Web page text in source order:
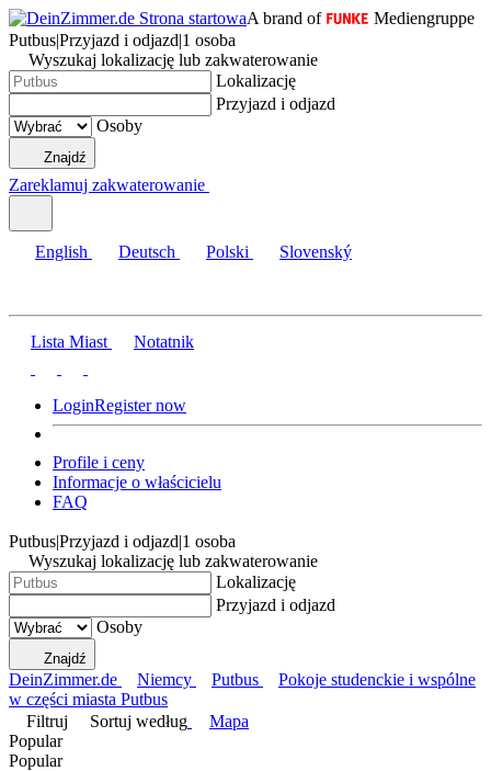
A brand of
Mediengruppe
Putbus|Przyjazd i odjazd|1 osoba
Wyszukaj lokalizację lub zakwaterowanie
Lokalizację
Przyjazd i odjazd
Osoby
Znajdź
Zareklamuj zakwaterowanie
English Deutsch Polski Slovenský
Lista Miast Notatnik
LoginRegister now
Profile i ceny
Informacje o właścicielu
FAQ
Putbus|Przyjazd i odjazd|1 osoba
Wyszukaj lokalizację lub zakwaterowanie
Lokalizację
Przyjazd i odjazd
Osoby
Znajdź
DeinZimmer.de Niemcy Putbus
Pokoje studenckie i wspólne
w części miasta Putbus
Filtruj
Sortuj według
Mapa
Popular
Popular